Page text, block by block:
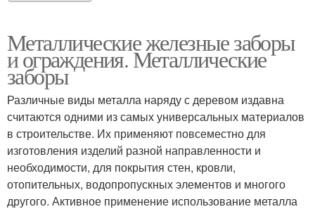
Металлические железные заборы
и ограждения. Металлические
заборы
Различные виды металла наряду с деревом издавна
считаются одними из самых универсальных материалов
в строительстве. Их применяют повсеместно для
изготовления изделий разной направленности и
необходимости, для покрытия стен, кровли,
отопительных, водопропускных элементов и многого
другого. Активное применение использование металла